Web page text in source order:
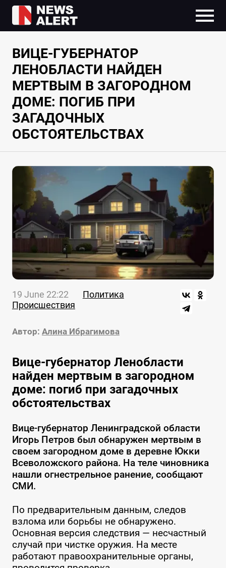
ВИЦЕ-ГУБЕРНАТОР
ЛЕНОБЛАСТИ НАЙДЕН
МЕРТВЫМ В ЗАГОРОДНОМ
ДОМЕ: ПОГИБ ПРИ
ЗАГАДОЧНЫХ
ОБСТОЯТЕЛЬСТВАХ
19 June 22:22
Политика
Происшествия
Автор: Алина Ибрагимова
Вице-губернатор Ленобласти
найден мертвым в загородном
доме: погиб при загадочных
обстоятельствах
Вице-губернатор Ленинградской области
Игорь Петров был обнаружен мертвым в
своем загородном доме в деревне Юкки
Всеволожского района. На теле чиновника
нашли огнестрельное ранение, сообщают
СМИ.
По предварительным данным, следов
взлома или борьбы не обнаружено.
Основная версия следствия — несчастный
случай при чистке оружия. На месте
работают правоохранительные органы,